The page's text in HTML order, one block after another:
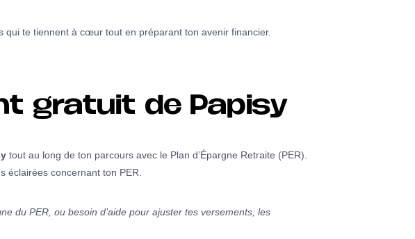
qui te tiennent à cœur tout en préparant ton avenir financier.
gratuit de Papisy
tout au long de ton parcours avec le Plan d’Épargne Retraite (PER).
éclairées concernant ton PER.
du PER, ou besoin d’aide pour ajuster tes versements, les